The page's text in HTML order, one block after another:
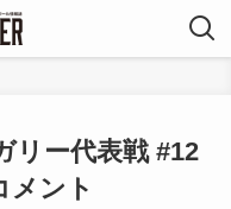
リー代表戦 #12
メント